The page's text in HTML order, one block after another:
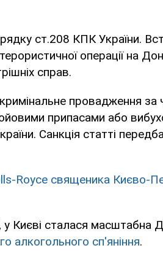
ст.208 КПК України.
операції на
справ.
провадження за
припасами або
Санкція статті
Royce священика Києво-
Києві сталася масштабна
алкогольного сп'яніння.